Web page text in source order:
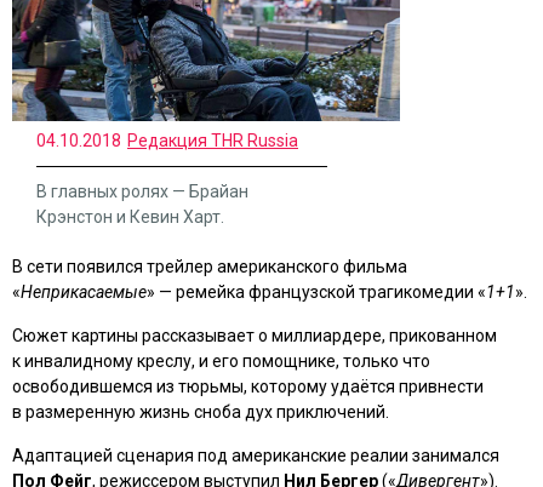
04.10.2018 Редакция THR Russia
В главных ролях — Брайан
Крэнстон и Кевин Харт.
В сети появился трейлер американского фильма
«Неприкасаемые» — ремейка французской трагикомедии «1+1».
Сюжет картины рассказывает о миллиардере, прикованном
к инвалидному креслу, и его помощнике, только что
освободившемся из тюрьмы, которому удаётся привнести
в размеренную жизнь сноба дух приключений.
Адаптацией сценария под американские реалии занимался
Пол Фейг, режиссером выступил Нил Бергер(«Дивергент»).